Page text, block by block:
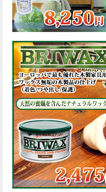
とにより、ラジカルの発生を
抑制、エスケープレミアムル
ーフSiが新しく販売開始致し
ました。ご購入はこちらか
ら。
2026.03.11
緻密で強靭な無機系塗膜と、
汚れを降雨で洗い流す親水性
の表面効果により優れた低汚
染性を発揮、エスケープレミ
アム無機ルーフが新しく販売
開始致しました。ご購入はこ
ちらから。
2026.03.09
ハケ塗りでの伸びが良く作業
性と仕上がりに優れた合成樹
脂調合ペイント、SDホルスF4
が新しく販売開始致しまし
た。ご購入はこちらから。